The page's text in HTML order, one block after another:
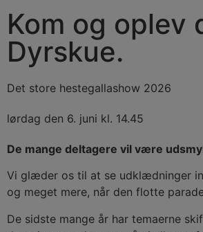
Kom og oplev
Dyrskue.
Det store hestegallashow 2026
lørdag den 6. juni kl. 14.45
De mange deltagere vil være
Vi glæder os til at se udklædninger
og meget mere, når den flotte
De sidste mange år har temaerne